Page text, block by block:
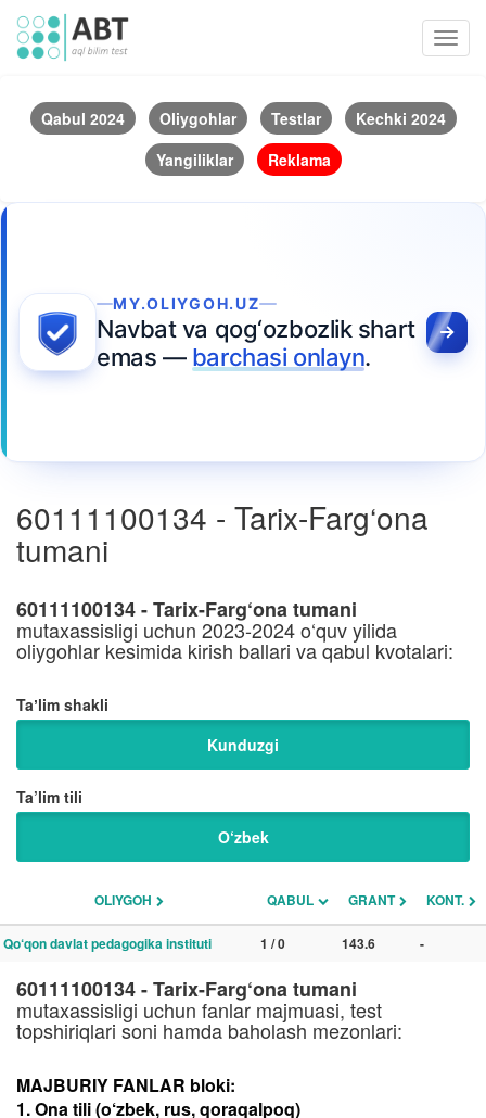
Qabul 2024 Oliygohlar Testlar
Kechki 2024
Yangiliklar
Reklama
MY.OLIYGOH.UZ
Navbat va qog‘ozbozlik shart
emas — barchasi onlayn.
60111100134 - Tarix-Farg‘ona
tumani
60111100134 - Tarix-Farg‘ona tumani
mutaxassisligi uchun 2023-2024 o‘quv yilida
oliygohlar kesimida kirish ballari va qabul kvotalari:
Taʼlim shakli
Kunduzgi
Ta’lim tili
O‘zbek
OLIYGOH QABUL GRANT KONT.
Qo‘qon davlat pedagogika instituti 1 / 0 143.6 -
60111100134 - Tarix-Farg‘ona tumani
mutaxassisligi uchun fanlar majmuasi, test
topshiriqlari soni hamda baholash mezonlari:
MAJBURIY FANLAR bloki:
1. Ona tili (o‘zbek, rus, qoraqalpoq)